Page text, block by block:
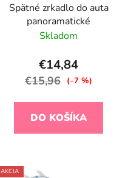
Spätné zrkadlo do auta
panoramatické
Skladom
€14,84
€15,96 (–7 %)
DO KOŠÍKA
AKCIA